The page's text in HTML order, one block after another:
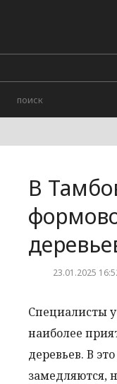
В
23.01.2025
Специалисты
наиболее
деревьев. В
замедляются,